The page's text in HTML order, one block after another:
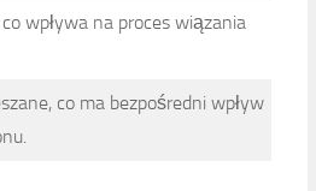
wpływa na proces wiązania
co ma bezpośredni wpływ